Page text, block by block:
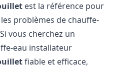
est la référence pour
problèmes de chauffe-
vous cherchez un
eau installateur
fiable et efficace,